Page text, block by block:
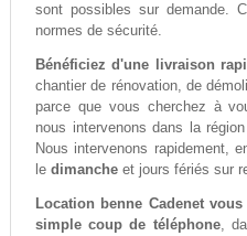
sont possibles sur demande.
normes de sécurité.
Bénéficiez d'une livraison
chantier de rénovation, de
parce que vous cherchez à
nous intervenons dans la
Nous intervenons rapidement,
le dimancheet jours fériés sur
Location benne Cadenet
simple coup de téléphone,